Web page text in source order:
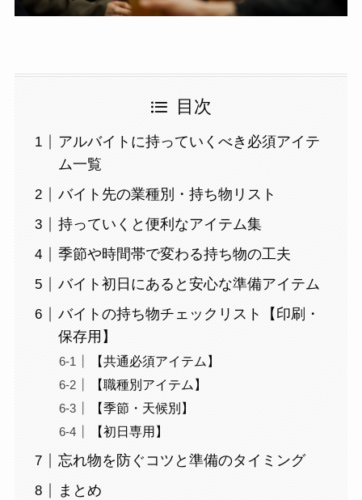
目次
アルバイトに持っていくべき必須アイテ
ム一覧
バイト先の業種別・持ち物リスト
持っていくと便利なアイテム集
季節や時間帯で変わる持ち物の工夫
バイト初日にあると安心な準備アイテム
バイトの持ち物チェックリスト【印刷・
保存用】
【共通必須アイテム】
【職種別アイテム】
【季節・天候別】
【初日専用】
忘れ物を防ぐコツと準備のタイミング
まとめ